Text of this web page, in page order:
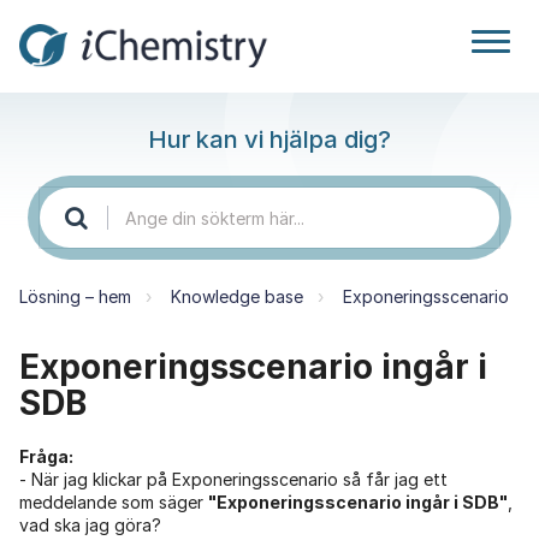
Hur kan vi hjälpa dig?
Lösning – hem Knowledge base Exponeringsscenario
Exponeringsscenario ingår i
SDB
Fråga:
- När jag klickar på Exponeringsscenario så får jag ett
meddelande som säger "Exponeringsscenario ingår i SDB"
vad ska jag göra?